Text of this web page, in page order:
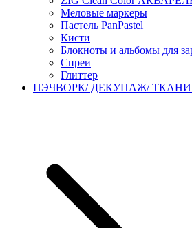
Меловые маркеры
Пастель PanPastel
Кисти
Блокноты и альбомы для
Спреи
Глиттер
ПЭЧВОРК/ ДЕКУПАЖ/ ТКАНИ